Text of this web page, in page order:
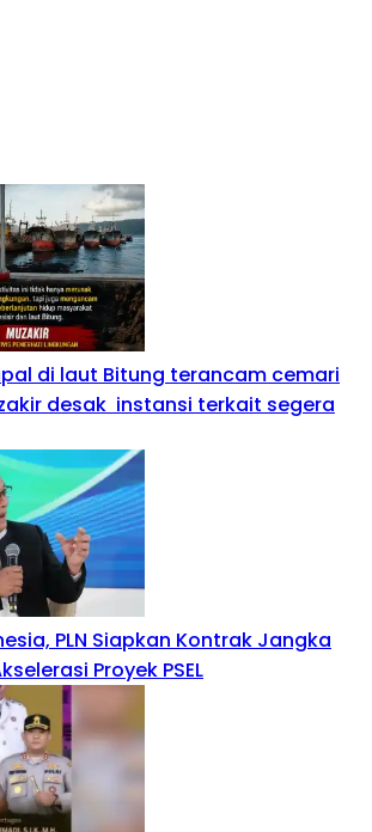
di laut Bitung terancam cemari
desak instansi terkait segera
PLN Siapkan Kontrak Jangka
Proyek PSEL